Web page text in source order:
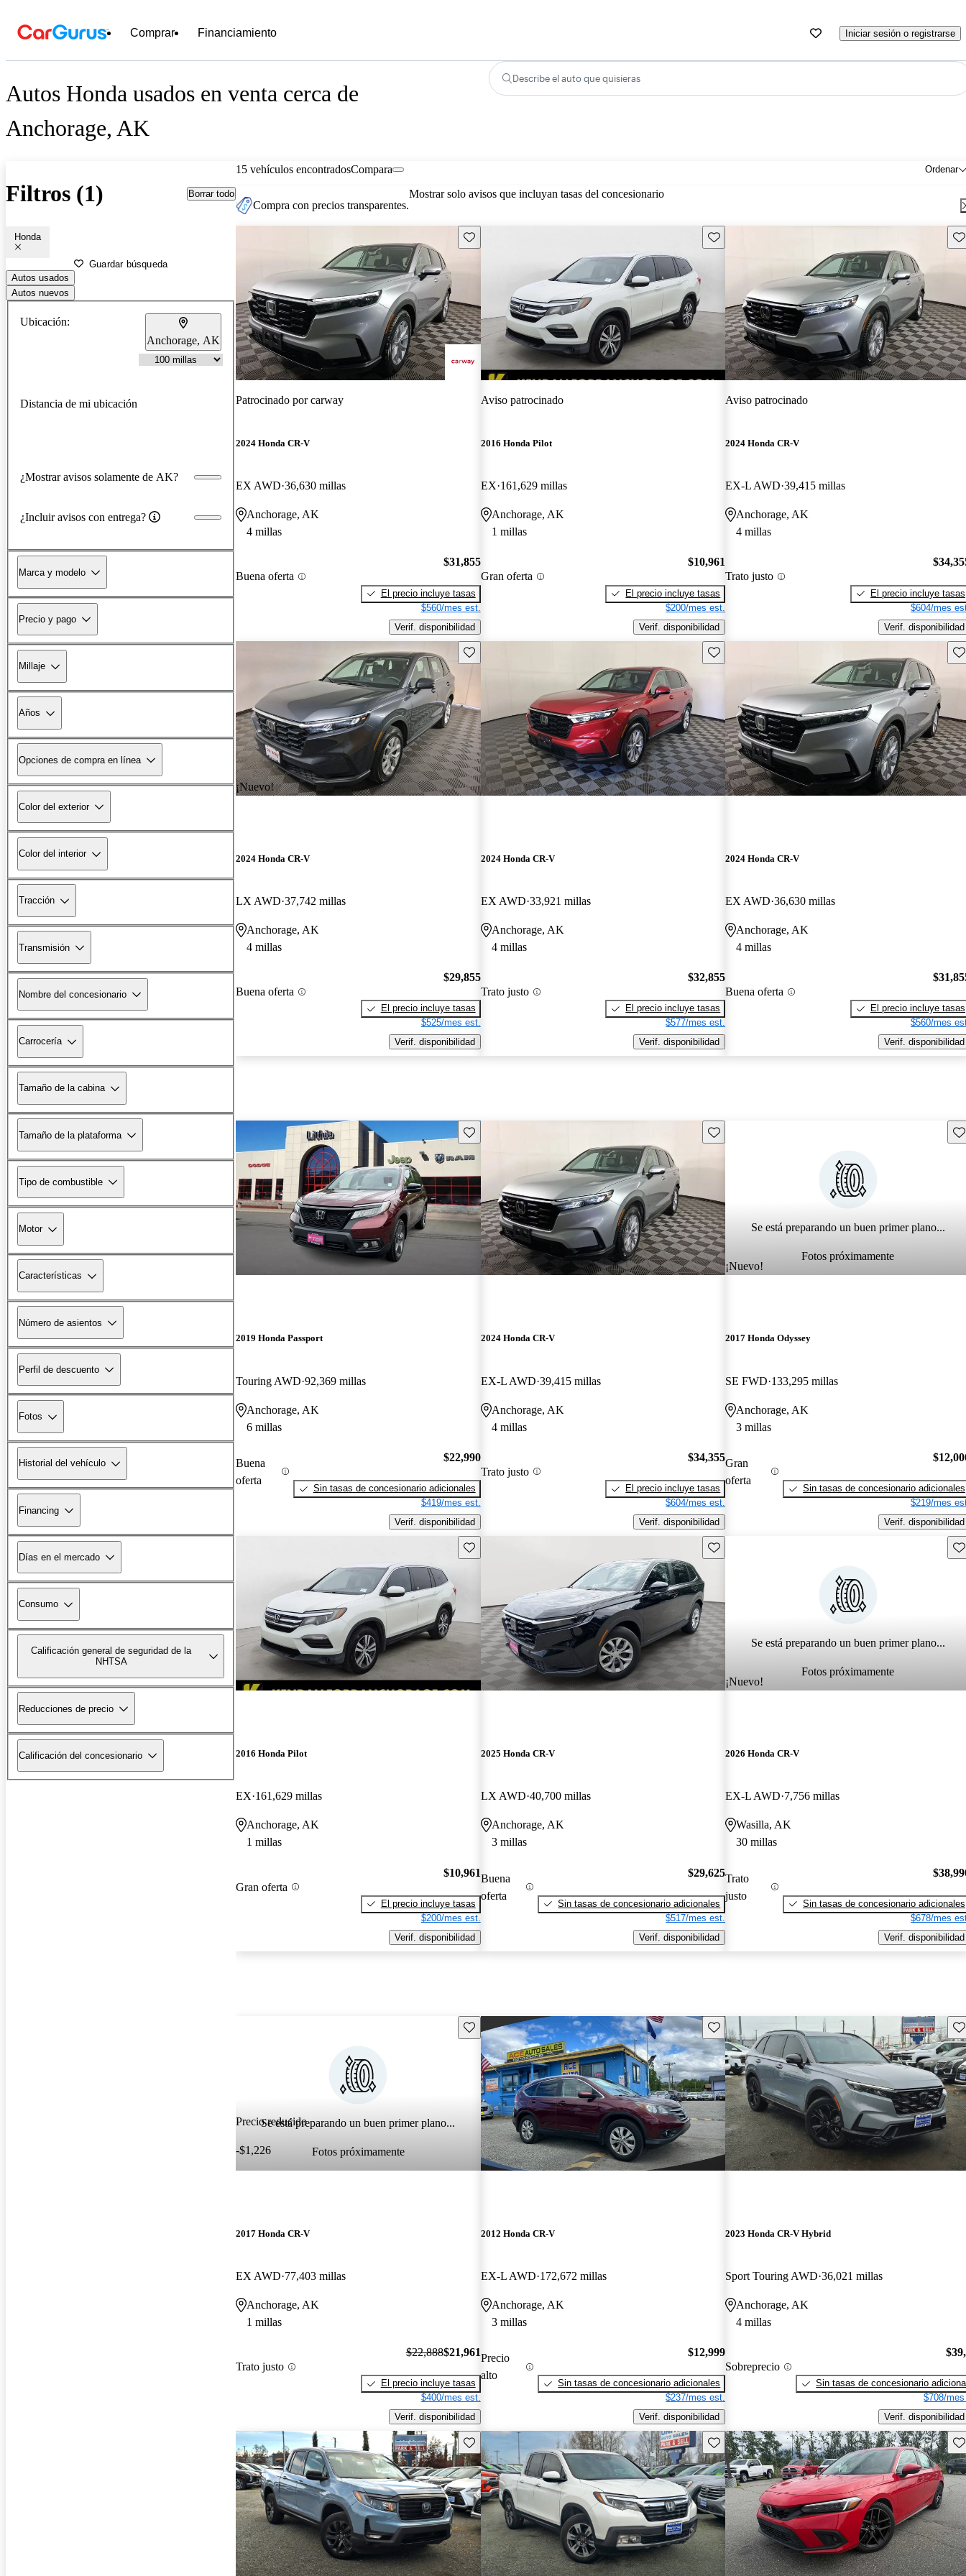
Comprar Financiamiento Iniciar sesión o registrarse
Autos Honda usados en venta cerca de
Anchorage, AK
Describe el auto que quisieras
Filtros (1) Borrar todo
Honda
Guardar búsqueda
Autos usados
Autos nuevos
Ubicación:
Anchorage, AK
Distancia de mi ubicación
¿Mostrar avisos solamente de AK?
¿Incluir avisos con entrega?
Marca y modelo
Precio y pago
Millaje
Años
Opciones de compra en línea
Color del exterior
Color del interior
Tracción
Transmisión
Nombre del concesionario
Carrocería
Tamaño de la cabina
Tamaño de la plataforma
Tipo de combustible
Motor
Características
Número de asientos
Perfil de descuento
Fotos
Historial del vehículo
Financing
Días en el mercado
Consumo
Calificación general de seguridad de la
NHTSA
Reducciones de precio
Calificación del concesionario
15 vehículos encontrados Ordenar
Compara
Compra con precios transparentes.
Mostrar solo avisos que incluyan tasas del concesionario
Guarda este Aviso
Patrocinado porcarway
2024 Honda CR-V
EX AWD 36,630 millas
Anchorage, AK
4 millas
Buena oferta
$31,855
El precio incluye tasas
$560/mes est.
Verif. disponibilidad
Guarda este Aviso
Aviso patrocinado
2016 Honda Pilot
EX 161,629 millas
Anchorage, AK
1 millas
Gran oferta
$10,961
El precio incluye tasas
$200/mes est.
Verif. disponibilidad
Aviso patrocinado
2024 Honda CR-V
EX-L AWD 39,415 millas
Anchorage, AK
4 millas
Trato justo
El precio incluye tasas
$604/mes
Verif. disponibilidad
¡Nuevo!
Guarda este Aviso
2024 Honda CR-V
LX AWD 37,742 millas
Anchorage, AK
4 millas
Buena oferta
$29,855
El precio incluye tasas
$525/mes est.
Verif. disponibilidad
Guarda este Aviso
2024 Honda CR-V
EX AWD 33,921 millas
Anchorage, AK
4 millas
Trato justo
$32,855
El precio incluye tasas
$577/mes est.
Verif. disponibilidad
2024 Honda CR-V
EX AWD 36,630 millas
Anchorage, AK
4 millas
Buena oferta
El precio incluye tasas
$560/mes
Verif. disponibilidad
Guarda este Aviso
2019 Honda Passport
Touring AWD 92,369 millas
Anchorage, AK
6 millas
Buena
oferta
$22,990
Sin tasas de concesionario adicionales
$419/mes est.
Verif. disponibilidad
Guarda este Aviso
2024 Honda CR-V
EX-L AWD 39,415 millas
Anchorage, AK
4 millas
Trato justo
$34,355
El precio incluye tasas
$604/mes est.
Verif. disponibilidad
Se está preparando un buen primer plano...
Fotos próximamente
¡Nuevo!
2017 Honda Odyssey
SE FWD 133,295 millas
Anchorage, AK
3 millas
Gran
oferta
Sin tasas de concesionario adicionales
$219/mes
Verif. disponibilidad
Guarda este Aviso
2016 Honda Pilot
EX 161,629 millas
Anchorage, AK
1 millas
Gran oferta
$10,961
El precio incluye tasas
$200/mes est.
Verif. disponibilidad
Guarda este Aviso
2025 Honda CR-V
LX AWD 40,700 millas
Anchorage, AK
3 millas
Buena
oferta
$29,625
Sin tasas de concesionario adicionales
$517/mes est.
Verif. disponibilidad
Se está preparando un buen primer plano...
Fotos próximamente
¡Nuevo!
2026 Honda CR-V
EX-L AWD 7,756 millas
Wasilla, AK
30 millas
Trato
justo
Sin tasas de concesionario adicionales
$678/mes
Verif. disponibilidad
Se está preparando un buen primer plano...
Fotos próximamente
Precio reducido
-$1,226
Guarda este Aviso
2017 Honda CR-V
EX AWD 77,403 millas
Anchorage, AK
1 millas
Trato justo
$22,888$21,961
El precio incluye tasas
$400/mes est.
Verif. disponibilidad
Guarda este Aviso
2012 Honda CR-V
EX-L AWD 172,672 millas
Anchorage, AK
3 millas
Precio
alto
$12,999
Sin tasas de concesionario adicionales
$237/mes est.
Verif. disponibilidad
2023 Honda CR-V Hybrid
Sport Touring AWD 36,021 millas
Anchorage, AK
4 millas
Sobreprecio
Sin tasas de concesionario
$708/
Verif. disponibilidad
Guarda este Aviso Guarda este Aviso